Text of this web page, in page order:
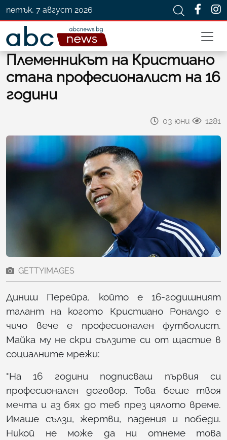
петък, 7 август 2026
Племенникът на Кристиано
стана професионалист на 16
години
03 юни 1281
GETTYIMAGES
Диниш Перейра, който е 16-годишният
талант на когото Кристиано Роналдо е
чичо вече е професионален футболист.
Майка му не скри сълзите си от щастие в
социалните мрежи:
"На 16 години подписваш първия си
професионален договор. Това беше твоя
мечта и аз бях до теб през цялото време.
Имаше сълзи, жертви, падения и победи.
Никой не може да ни отнеме това